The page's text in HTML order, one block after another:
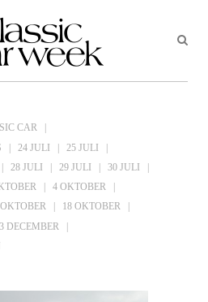
CAR
24 JULI
25 JULI
28 JULI 29 JULI
30 JULI
4 OKTOBER
18 OKTOBER
DECEMBER